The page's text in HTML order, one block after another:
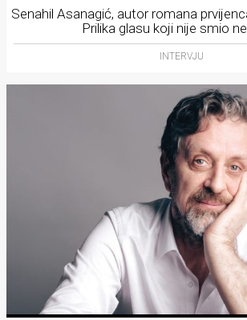
Senahil Asanagić, autor romana
Prilika glasu koji nije smio
INTERVJU